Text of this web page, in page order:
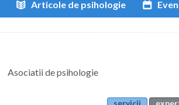
Articole de psihologie
Asociatii de psihologie
servicii